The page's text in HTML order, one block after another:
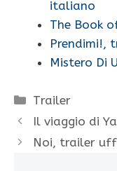
italiano
The Book
Prendimi!,
Mistero Di
Categorie
Trailer
Il viaggio di
Noi, trailer